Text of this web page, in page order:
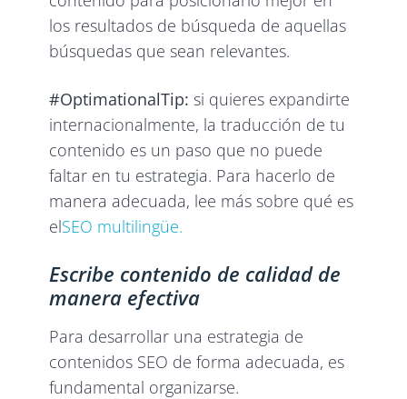
los resultados de búsqueda de aquellas
búsquedas que sean relevantes.
#OptimationalTip: si quieres expandirte
internacionalmente, la traducción de tu
contenido es un paso que no puede
faltar en tu estrategia. Para hacerlo de
manera adecuada, lee más sobre qué es
elSEO multilingüe.
Escribe contenido de calidad de
manera efectiva
Para desarrollar una estrategia de
contenidos SEO de forma adecuada, es
fundamental organizarse.